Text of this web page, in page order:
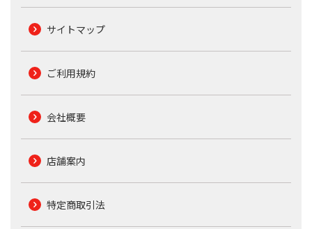
サイトマップ
ご利用規約
会社概要
店舗案内
特定商取引法